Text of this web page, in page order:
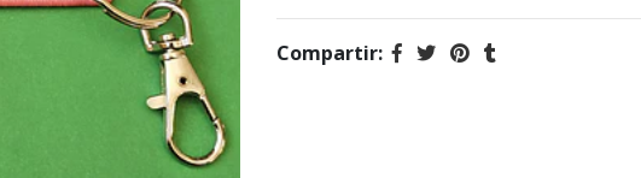
Compartir: